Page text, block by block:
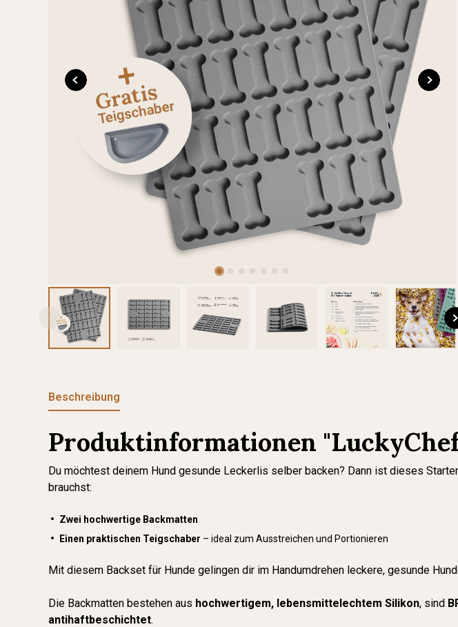
Beschreibung
Produktinformationen
Du möchtest deinem Hund gesunde Leckerlis selber backen? Dann ist dieses
brauchst:
Zwei hochwertige Backmatten
Einen praktischen Teigschaber – ideal zum Ausstreichen und Portionieren
Mit diesem Backset für Hunde gelingen dir im Handumdrehen leckere, gesunde
Die Backmatten bestehen aus hochwertigem, lebensmittelechtem Silikon, sind
antihaftbeschichtet.